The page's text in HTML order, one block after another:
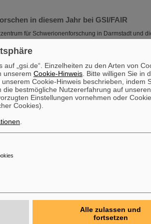
in diesem Jahr bei GSI/FAIR
für Schwerionenforschung in Darmstadt und
gleich zwei Träger des renommierten Humboldt-
Professor Yong-Zhong Qian (University of
(Lawrence Berkeley National Laboratory, USA) wird
Raumfahrt-Community
Konferenz 2026 begrüßte GSI/FAIR vor Kurzem 200
und Ingenieurwissenschaften auf dem Campus in
Raumfahrt e. V. (BVSR) repräsentiert auf
die sich an Weltraumprojekten beteiligen. Der
Forschung und unterstrich die Bedeutung der
in Rüsselsheim: Forschende der
„gsi.de“. Einzelheiten zu den Arten von
unserem Cookie-Hinweis . Bitte willigen Sie in
Cookie-Hinweis beschrieben, indem
die bestmögliche Nutzererfahrung auf
Einstellungen vornehmen oder
Cookies).
Alle zulassen und
fortsetzen